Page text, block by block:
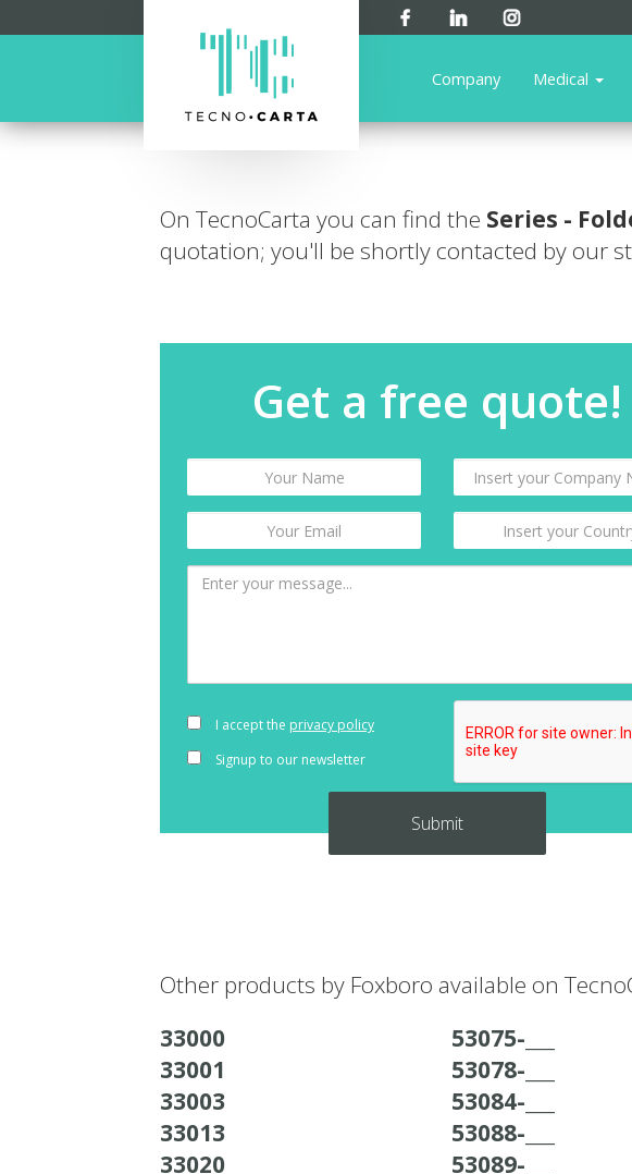
Company Medical
On TecnoCarta you can find the Series -
quotation; you'll be shortly contacted by our
Get a free quote!
I accept the privacy policy
Signup to our newsletter
Other products by Foxboro available on
33000
33001
33003
33013
33020
53075-___
53078-___
53084-___
53088-___
53089-___